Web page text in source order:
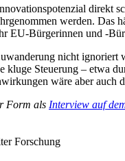
direkt
werden.
EU-Bürgerinnen und -
nicht
kluge Steuerung – etwa
wäre aber auch
Form als Interview auf
Forschung